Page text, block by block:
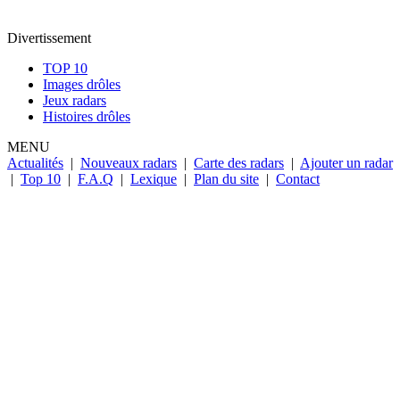
Divertissement
TOP 10
Images drôles
Jeux radars
Histoires drôles
MENU
Actualités | Nouveaux radars | Carte des radars | Ajouter un radar
| Top 10 | F.A.Q | Lexique | Plan du site | Contact